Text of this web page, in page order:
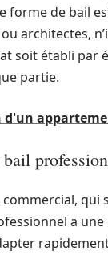
forme de bail
architectes,
soit établi
partie.
d'un
qui
a